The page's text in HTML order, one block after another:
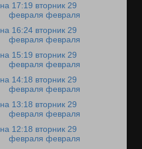
на 17:19 вторник 29
февраля февраля
на 16:24 вторник 29
февраля февраля
на 15:19 вторник 29
февраля февраля
на 14:18 вторник 29
февраля февраля
на 13:18 вторник 29
февраля февраля
на 12:18 вторник 29
февраля февраля